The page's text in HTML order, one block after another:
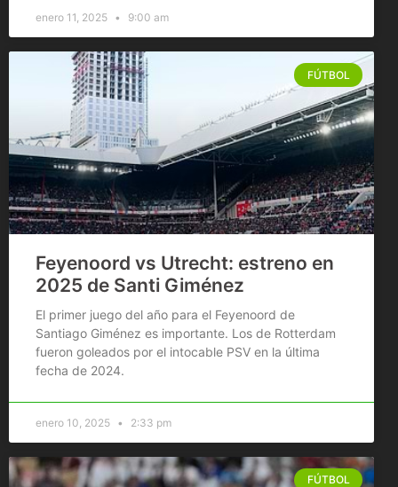
enero 11, 2025 9:00 am
FÚTBOL
Feyenoord vs Utrecht: estreno en
2025 de Santi Giménez
El primer juego del año para el Feyenoord de
Santiago Giménez es importante. Los de Rotterdam
fueron goleados por el intocable PSV en la última
fecha de 2024.
enero 10, 2025 2:33 pm
FÚTBOL